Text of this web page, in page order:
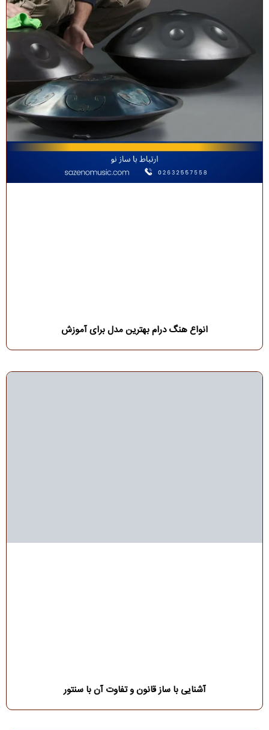
انواع هنگ درام بهترین مدل برای آموزش
آشنایی با ساز قانون و تفاوت آن با سنتور